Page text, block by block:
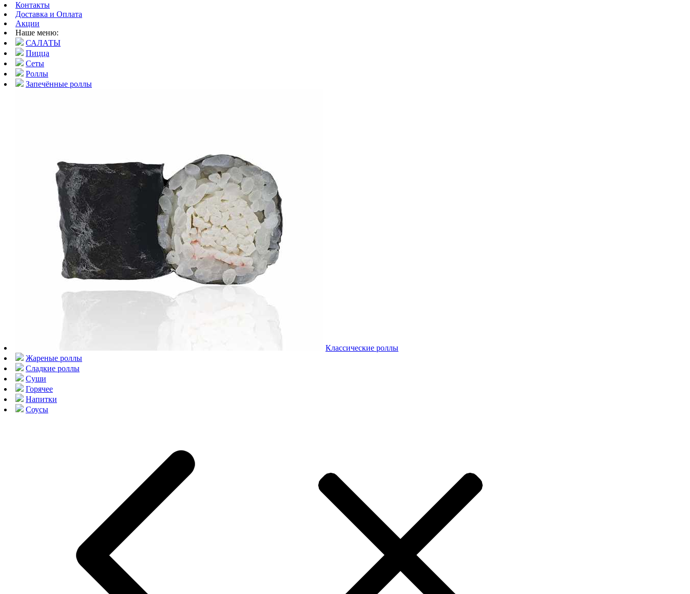
Контакты
Доставка и Оплата
Акции
Наше меню:
САЛАТЫ
Пицца
Сеты
Роллы
Запечённые роллы
Классические роллы
Жареные роллы
Сладкие роллы
Суши
Горячее
Напитки
Соусы